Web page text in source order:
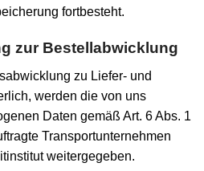
fortbesteht.
zur Bestellabwicklung
zu Liefer- und
werden die von uns
Daten gemäß Art. 6 Abs. 1
Transportunternehmen
weitergegeben.